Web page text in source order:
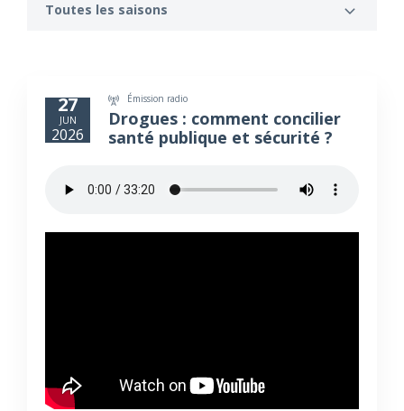
Toutes les saisons
27
JUN
2026
Émission radio
Drogues : comment concilier
santé publique et sécurité ?